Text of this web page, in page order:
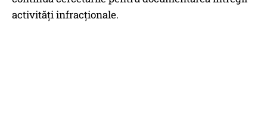
activități infracționale.